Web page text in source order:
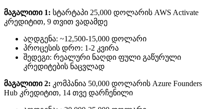
მაგალითი 1: სტარტაპი 25,000 დოლარის AWS Activate
კრედიტით, 9 თვით ვადამდე
აღდგენა: ~12,500-15,000 დოლარი
პროცესის დრო: 1-2 კვირა
შედეგი: რეალური ნაღდი ფული გაწურული
კრედიტების ნაცვლად
მაგალითი 2: კომპანია 50,000 დოლარის Azure Founders
Hub კრედიტით, 14 თვე დარჩენილი